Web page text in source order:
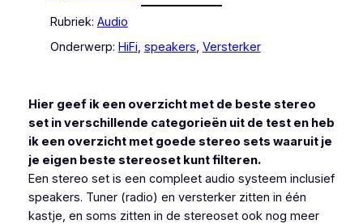
Rubriek: Audio
Onderwerp: HiFi, speakers, Versterker
Hier geef ik een overzicht met de beste stereo
set in verschillende categorieën uit de test en heb
ik een overzicht met goede stereo sets waaruit je
je eigen beste stereoset kunt filteren.
Een stereo set is een compleet audio systeem inclusief
speakers. Tuner (radio) en versterker zitten in één
kastje, en soms zitten in de stereoset ook nog meer